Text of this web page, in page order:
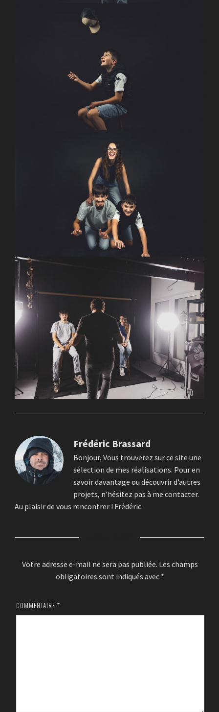
Frédéric Brassard
Bonjour, Vous trouverez sur ce site une
sélection de mes réalisations. Pour en
savoir davantage ou découvrir d’autres
projets, n’hésitez pas à me contacter.
Au plaisir de vous rencontrer ! Frédéric
Votre adresse e-mail ne sera pas publiée. Les champs
obligatoires sont indiqués avec *
COMMENTAIRE *